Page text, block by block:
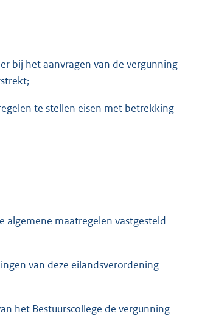
bij het aanvragen van de vergunning
te stellen eisen met betrekking
maatregelen vastgesteld
van deze eilandsverordening
het Bestuurscollege de vergunning